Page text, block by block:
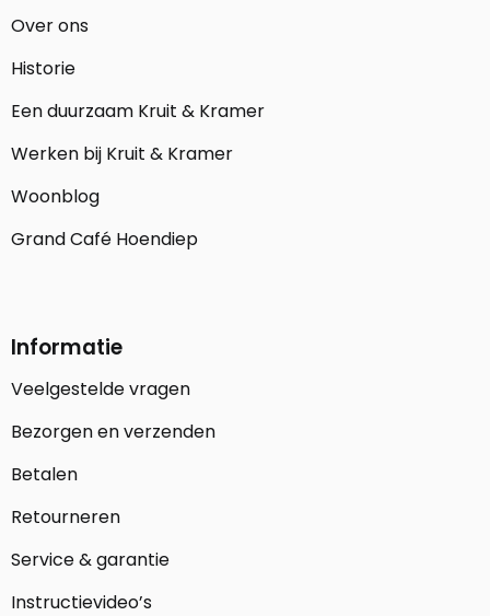
Over ons
Historie
Een duurzaam Kruit & Kramer
Werken bij Kruit & Kramer
Woonblog
Grand Café Hoendiep
Informatie
Veelgestelde vragen
Bezorgen en verzenden
Betalen
Retourneren
Service & garantie
Instructievideo’s